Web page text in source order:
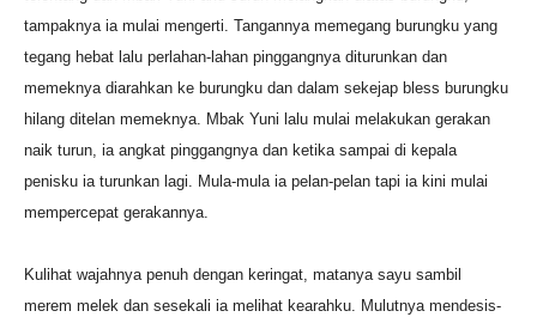
tampaknya ia mulai mengerti. Tangannya memegang burungku yang
tegang hebat lalu perlahan-lahan pinggangnya diturunkan dan
memeknya diarahkan ke burungku dan dalam sekejap bless burungku
hilang ditelan memeknya. Mbak Yuni lalu mulai melakukan gerakan
naik turun, ia angkat pinggangnya dan ketika sampai di kepala
penisku ia turunkan lagi. Mula-mula ia pelan-pelan tapi ia kini mulai
mempercepat gerakannya.
Kulihat wajahnya penuh dengan keringat, matanya sayu sambil
merem melek dan sesekali ia melihat kearahku. Mulutnya mendesis-